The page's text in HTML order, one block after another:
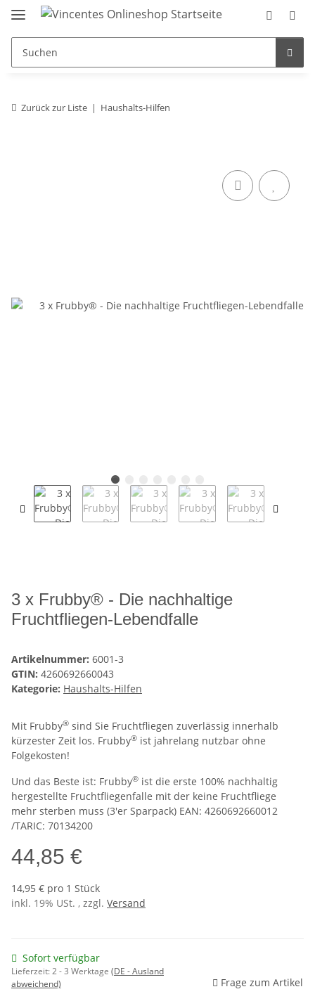
Zurück zur Liste Haushalts-Hilfen
3 x Frubby® - Die nachhaltige
Fruchtfliegen-Lebendfalle
Artikelnummer: 6001-3
GTIN: 4260692660043
Kategorie: Haushalts-Hilfen
Mit Frubby® sind Sie Fruchtfliegen zuverlässig innerhalb
kürzester Zeit los. Frubby® ist jahrelang nutzbar ohne
Folgekosten!
Und das Beste ist: Frubby® ist die erste 100% nachhaltig
hergestellte Fruchtfliegenfalle mit der keine Fruchtfliege
mehr sterben muss (3'er Sparpack) EAN: 4260692660012
/TARIC: 70134200
44,85 €
14,95 € pro 1 Stück
inkl. 19% USt. , zzgl. Versand
Sofort verfügbar
Lieferzeit:2 - 3 Werktage (DE - Ausland
abweichend)
Frage zum Artikel